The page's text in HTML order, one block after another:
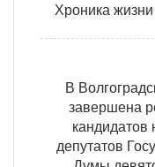
Хроника
В
завершена
депутатов